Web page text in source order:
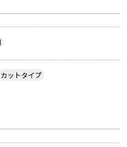
カットタイプ